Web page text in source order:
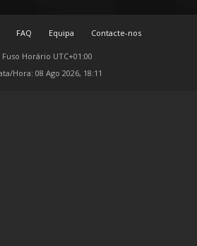
FAQ Equipa Contacte-nos
Fuso Horário UTC+01:00
Hora: 08 Ago 2026, 18:11